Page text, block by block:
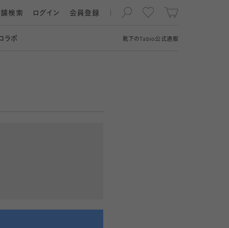
靴下の Tabio公式通販
検索 ログイン 会員登録
ラボ